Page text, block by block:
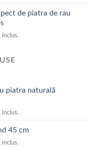
de piatra de rau
inclus.
piatra naturală
inclus.
45 cm
inclus.